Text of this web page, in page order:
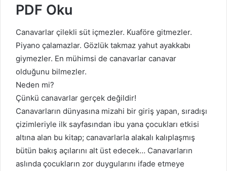
PDF Oku
Canavarlar çilekli süt içmezler. Kuaföre gitmezler.
Piyano çalamazlar. Gözlük takmaz yahut ayakkabı
giymezler. En mühimsi de canavarlar canavar
olduğunu bilmezler.
Neden mi?
Çünkü canavarlar gerçek değildir!
Canavarların dünyasına mizahi bir giriş yapan, sıradışı
çizimleriyle ilk sayfasından ibu yana çocukları etkisi
altına alan bu kitap; canavarlarla alakalı kalıplaşmış
bütün bakış açılarını alt üst edecek… Canavarların
aslında çocukların zor duygularını ifade etmeye